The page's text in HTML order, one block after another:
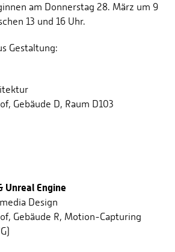
am Donnerstag 28. März um 9
13 und 16 Uhr.
Gestaltung:
Gebäude D, Raum D103
Unreal Engine
Design
Gebäude R, Motion-Capturing